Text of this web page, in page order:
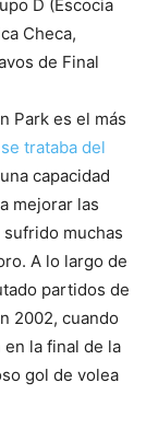
D (Escocia
Checa,
de Final
Park es el más
trataba del
capacidad
mejorar las
muchas
A lo largo de
partidos de
2002, cuando
la final de la
gol de volea